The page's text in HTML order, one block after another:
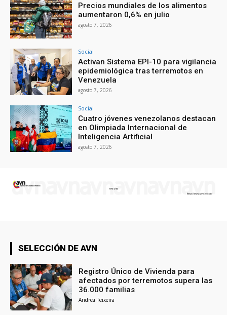
Precios mundiales de los alimentos
aumentaron 0,6% en julio
agosto 7, 2026
Social
Activan Sistema EPI-10 para vigilancia
epidemiológica tras terremotos en
Venezuela
agosto 7, 2026
Social
Cuatro jóvenes venezolanos destacan
en Olimpiada Internacional de
Inteligencia Artificial
agosto 7, 2026
SELECCIÓN DE AVN
Registro Único de Vivienda para
afectados por terremotos supera las
36.000 familias
Andrea Teixeira